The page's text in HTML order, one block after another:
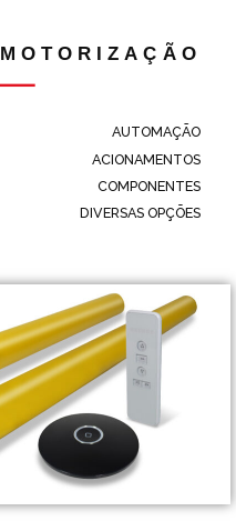
MOTORIZAÇÃO
AUTOMAÇÃO
ACIONAMENTOS
COMPONENTES
DIVERSAS OPÇÕES